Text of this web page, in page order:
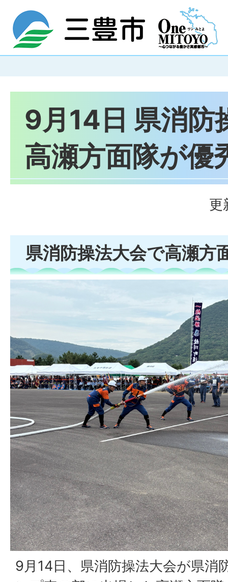
9月14日 県消防
高瀬方面隊が優
更
県消防操法大会で高瀬方
9月14日、県消防操法大会が県消